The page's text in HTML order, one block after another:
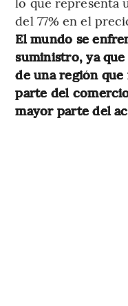
del 77% en el
El mundo se
suministro, ya
de una región
parte del
mayor parte del